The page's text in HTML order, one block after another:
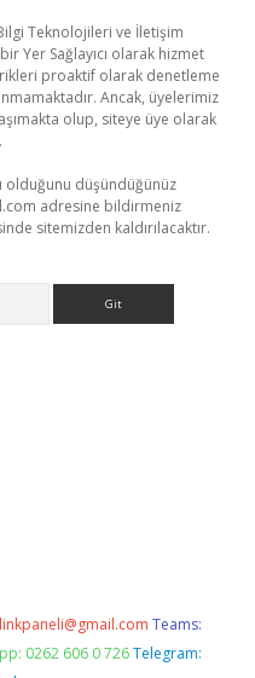
Teknolojileri ve İletişim
Yer Sağlayıcı olarak hizmet
proaktif olarak denetleme
Ancak, üyelerimiz
olup, siteye üye olarak
olduğunu düşündüğünüz
adresine bildirmeniz
sitemizden kaldırılacaktır.
Teams:
0262 606 0 726 Telegram: